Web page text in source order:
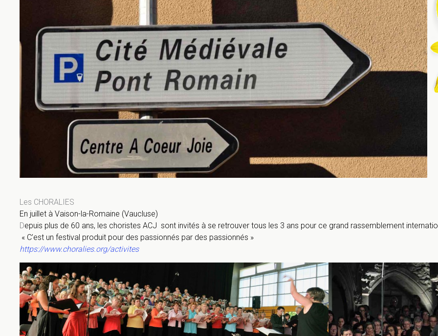
Les CHORALIES
En juillet à Vaison-la-Romaine (Vaucluse)
Depuis plus de 60 ans, les choristes ACJ sont invités à se retrouver tous les 3 ans pour ce grand rassemblement
« C’est un festival produit pour des passionnés par des passionnés »
https://www.choralies.org/activites